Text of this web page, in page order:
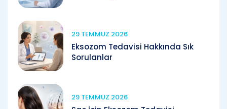
29 TEMMUZ 2026
Eksozom Tedavisi Hakkında Sık
Sorulanlar
29 TEMMUZ 2026